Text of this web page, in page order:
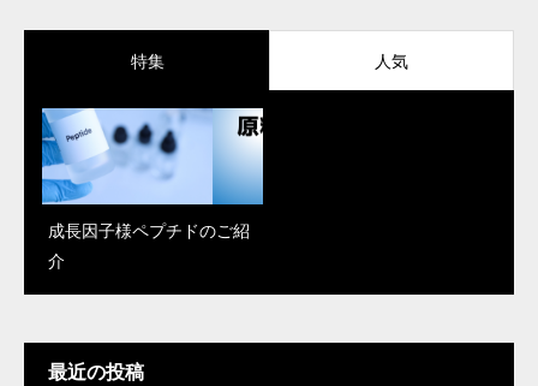
特集 人気
成長因子様ペプチドのご紹
介
「Reju Moon」がパワーア
ップ！新しく解明された肌
改善のメカニズム
題の成分、何を選べばい
最近の投稿